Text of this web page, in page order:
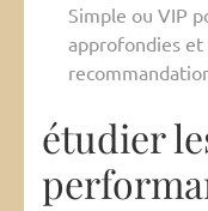
Simple ou VIP
approfondies
étudier